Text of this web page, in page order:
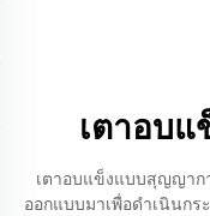
เตาอบ
เตาอบแข็งแบบสุญญาก
ออกแบบมาเพื่อดำเนินก